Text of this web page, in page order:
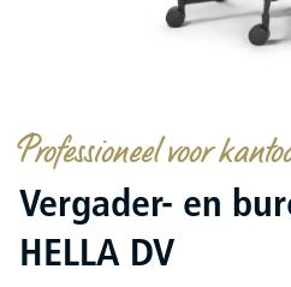
Professioneel voor
Vergader- en
HELLA DV